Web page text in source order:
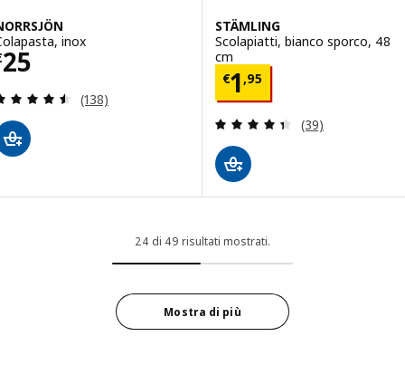
inox
25 € 25
Recensione: 4.5 fuori da 5 stelle. Totale
(138)
STÄMLING
Scolapiatti, bianco sporco, 48
cm
€1,95
Prezzo € 1,95
Recensione:
(39)
24 di 49 risultati mostrati.
Mostra di più